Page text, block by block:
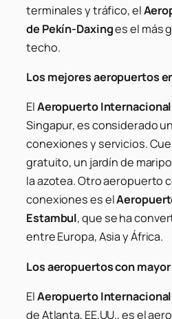
terminales y tráfico, el
de Pekín-Daxinges el más
techo.
Los mejores aeropuertos
ElAeropuerto
Singapur, es considerado
conexiones y servicios.
gratuito, un jardín de
la azotea. Otro aeropuerto
conexiones es el
Estambul, que se ha
entre Europa, Asia y África.
Los aeropuertos con
ElAeropuerto
de Atlanta, EE.UU., es el